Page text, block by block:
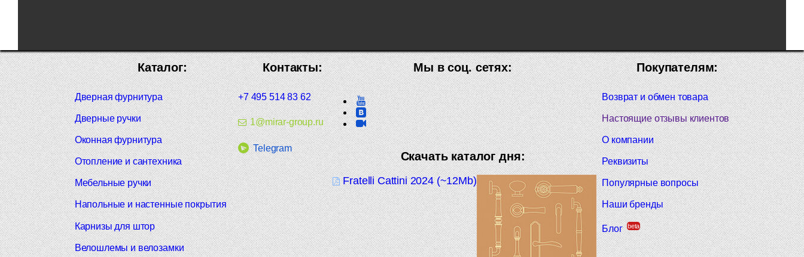
Покупателям:
Возврат и обмен товара
Настоящие отзывы клиентов
О компании
Реквизиты
Популярные вопросы
Наши бренды
Блог beta
Мы в соц. сетях:
Скачать каталог дня:
Fratelli Cattini 2024 (~12Mb)
Контакты:
+7 495 514 83 62
1@mirar-group.ru
Telegram
Каталог:
Дверная фурнитура
Дверные ручки
Оконная фурнитура
Отопление и сантехника
Мебельные ручки
Напольные и настенные покрытия
Карнизы для штор
Велошлемы и велозамки